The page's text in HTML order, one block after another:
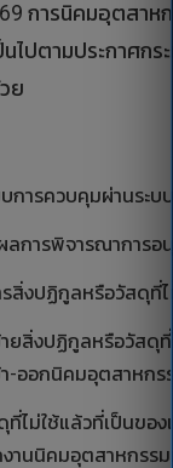
การนิคมอุตสาหก
ไปตามประกาศก
ย
บการควบคุมผ่านร
ลการพิจารณาการ
สิ่งปฏิกูลหรือวัสดุที่
ยสิ่งปฏิกูลหรือวัสดุ
-ออกนิคมอุตสาหกร
ไม่ใช้แล้วที่เป็นของ
านนิคมอุตสาหกรรม